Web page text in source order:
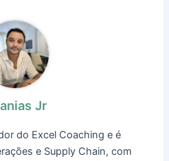
Jr
do Excel Coaching e é
e Supply Chain, com